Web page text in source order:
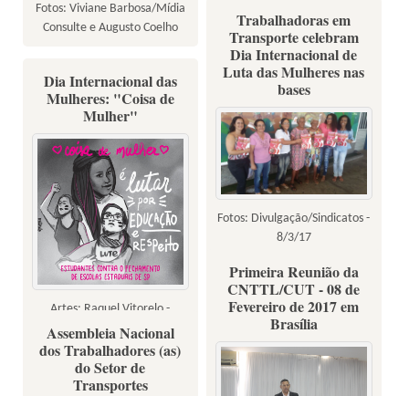
Fotos: Viviane Barbosa/Mídia
Consulte e Augusto Coelho
Trabalhadoras em
Transporte celebram
Dia Internacional de
Luta das Mulheres nas
bases
Fotos: Divulgação/Sindicatos -
8/3/17
Dia Internacional das
Mulheres: "Coisa de
Mulher"
Artes: Raquel Vitorelo -
08/03/17
Primeira Reunião da
CNTTL/CUT - 08 de
Fevereiro de 2017 em
Brasília
Assembleia Nacional
dos Trabalhadores (as)
do Setor de
Transportes